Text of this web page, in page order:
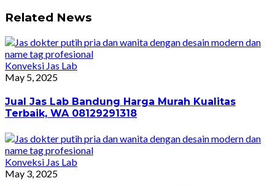
Related News
Konveksi Jas Lab
May 5, 2025
Jual Jas Lab Bandung Harga Murah Kualitas
Terbaik, WA 08129291318
Konveksi Jas Lab
May 3, 2025